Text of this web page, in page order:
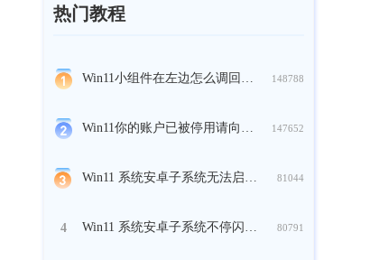
热门教程
Win11小组件在左边怎么调回来？ 148788
Win11你的账户已被停用请向管理员咨询怎么办？ 147652
Win11 系统安卓子系统无法启动怎么办？ 81044
4 Win11 系统安卓子系统不停闪退怎么办？ 80791